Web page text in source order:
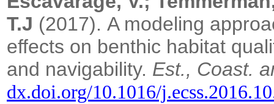
T.J (2017). A modeling
effects on benthic habitat
and navigability. Est., Coast.
dx.doi.org/10.1016/